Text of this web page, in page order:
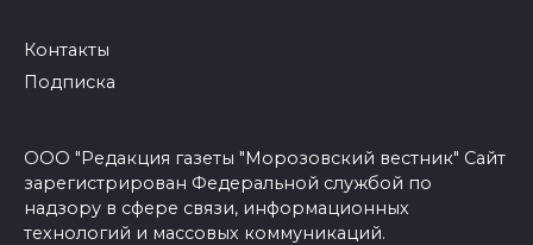
Контакты
Подписка
ООО "Редакция газеты "Морозовский вестник" Сайт
зарегистрирован Федеральной службой по
надзору в сфере связи, информационных
технологий и массовых коммуникаций.